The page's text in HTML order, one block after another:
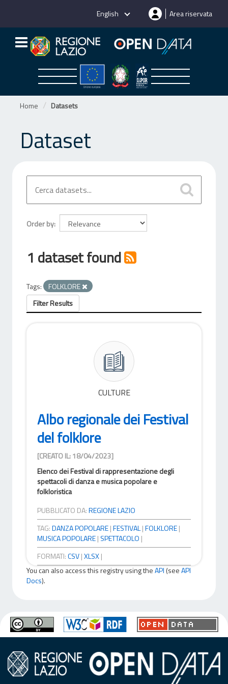
English Area riservata
Home Datasets
Dataset
Order by
1 dataset found
Tags:
FOLKLORE
Filter Results
CULTURE
Albo regionale dei Festival
del folklore
[CREATO IL: 18/04/2023]
Elenco dei Festival di rappresentazione degli
spettacoli di danza e musica popolare e
folkloristica
PUBBLICATO DA:REGIONE LAZIO
TAG:DANZA POPOLARE|FESTIVAL|FOLKLORE|
MUSICA POPOLARE| SPETTACOLO |
FORMATI:CSV|XLSX|
You can also access this registry using theAPI (seeAPI
Docs).